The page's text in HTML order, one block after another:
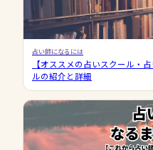
占い師になるには
【オススメの占いスクール・
ルの紹介と詳細